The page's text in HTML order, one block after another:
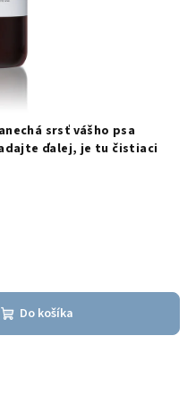
srsť vášho psa
ďalej, je tu čistiaci
Do košíka